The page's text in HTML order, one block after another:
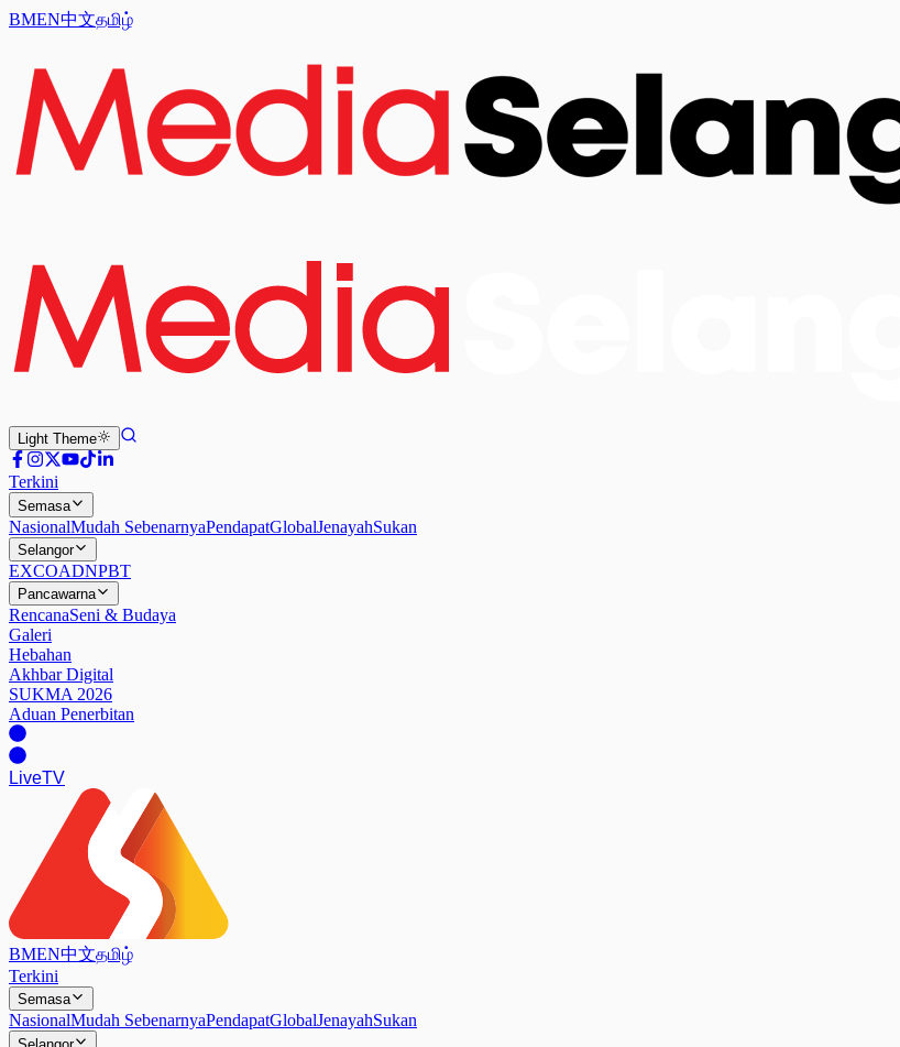
BMEN中文தமிழ்
Light Theme
Terkini
Semasa
NasionalMudah SebenarnyaPendapatGlobalJenayahSukan
Selangor
EXCOADNPBT
Pancawarna
RencanaSeni & Budaya
Galeri
Hebahan
Akhbar Digital
SUKMA 2026
Aduan Penerbitan
LiveTV
BMEN中文தமிழ்
Terkini
Semasa
NasionalMudah SebenarnyaPendapatGlobalJenayahSukan